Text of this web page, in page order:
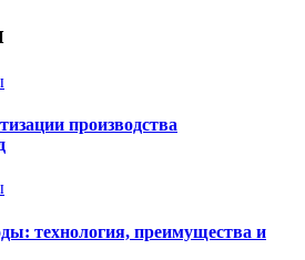
производства
технология, преимущества и